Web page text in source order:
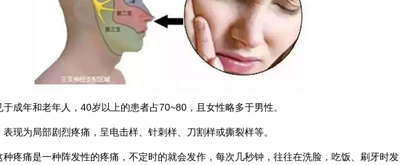
成年和老年人，40岁以上的患者占70~80，且女性略多于男性。
现为局部剧烈疼痛，呈电击样、针刺样、刀割样或撕裂样等。
种疼痛是一种阵发性的疼痛，不定时的就会发作，每次几秒钟，往往在洗脸，吃饭、刷牙时发